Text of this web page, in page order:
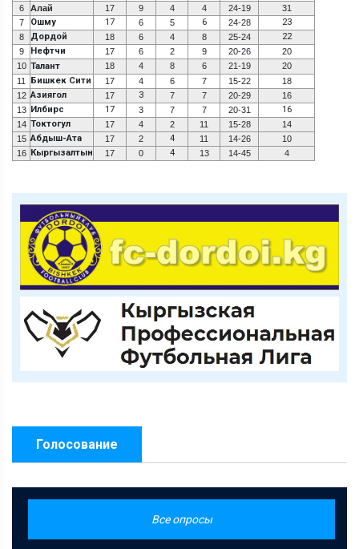
6
Алай 17 9 4 4 24-19
31
7
Ошму 17 6 5 6 24-28 23
8 Дордой 18 6 4 8 25-24 22
9 Нефтчи 17 6 2 9 20-26
20
10 Талант 18 4 8 6 21-19
20
11
Бишкек Сити 17 4 6 7 15-22
18
12 Азиягол 17 3 7 7 20-29
16
13 Илбирс 17 3 7 7 20-31 16
14 Токтогул 17 4 2 11 15-28
14
15 Абдыш-Ата 17 2 4 11 14-26
10
16 Кыргызалтын 17 0 4 13 14-45 4
Голосование
Все опросы